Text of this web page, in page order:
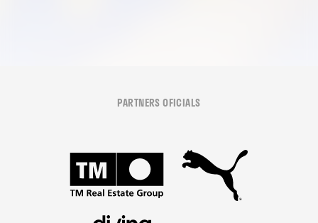
PARTNERS OFICIALS